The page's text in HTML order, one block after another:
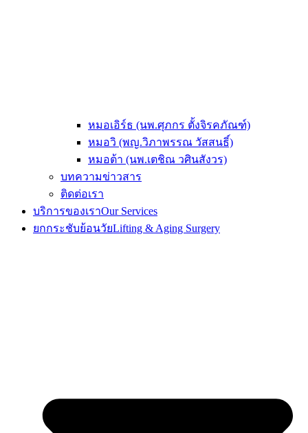
หมอเอิร์ธ (นพ.ศุภกร ตั้งจิรคภัณฑ์)
หมอวิ (พญ.วิภาพรรณ วัสสนธิ์)
หมอต้า (นพ.เตชิณ วศินสังวร)
บทความข่าวสาร
ติดต่อเรา
บริการของเราOur Services
ยกกระชับย้อนวัยLifting & Aging Surgery